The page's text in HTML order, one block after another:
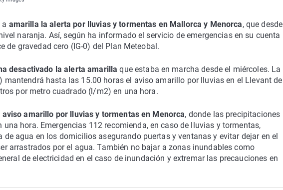
a amarilla la alerta por lluvias y tormentas en Mallorca y Menorca, que desde
naranja. Así, según ha informado el servicio de emergencias en su cuenta
de gravedad cero (IG-0) del Plan Meteobal .
desactivado la alerta amarilla que estaba en marcha desde el miércoles. La
) mantendrá hasta las 15.00 horas el aviso amarillo por lluvias en el Llevant de
por metro cuadrado (l/m2) en una hora.
aviso amarillo por lluvias y tormentas en Menorca, donde las precipitaciones
una hora. Emergencias 112 recomienda, en caso de lluvias y tormentas,
agua en los domicilios asegurando puertas y ventanas y evitar dejar en el
arrastrados por el agua. También no bajar a zonas inundables como
de electricidad en el caso de inundación y extremar las precauciones en